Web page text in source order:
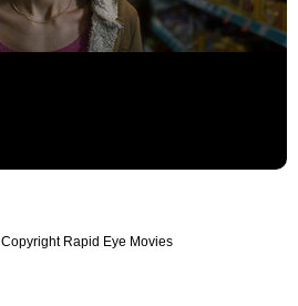
Copyright Rapid Eye Movies